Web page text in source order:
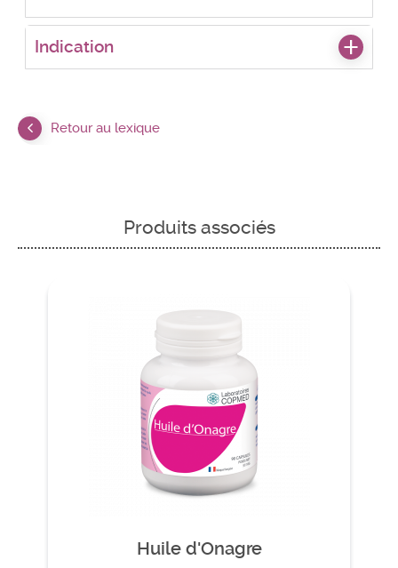
Indication
Retour au lexique
Produits associés
Huile d'Onagre